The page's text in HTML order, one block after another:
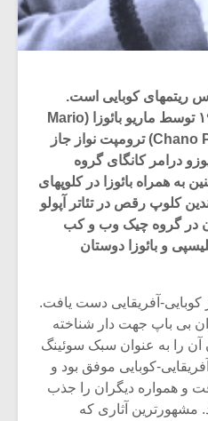
ریتمهای کوبایی است.
دیزی گیلیسپی در سال ۱۹۴۷ توسط ماریو بائوزا (Mario
Bauza) به چانو پوزو (Chano Pozo) ترومپت نواز جاز
درامر کانگای گروه
به همراه بائوزا در کلوپهای
و چندین کلوپ رقص در تئاتر آپولو
در گروه چیک وب و کب
و بائوزا دوستان
آفریقایی دست یافت.
بی باپ جهت دار شناخته
آن را به عنوان سبک سوئینگ
کوبایی موفق بود و
و همواره دیگران را جذب
مشهورترین آثاری که